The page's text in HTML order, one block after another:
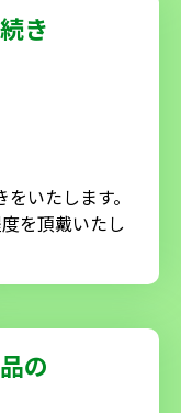
き
いたします。
を頂戴いたし
の